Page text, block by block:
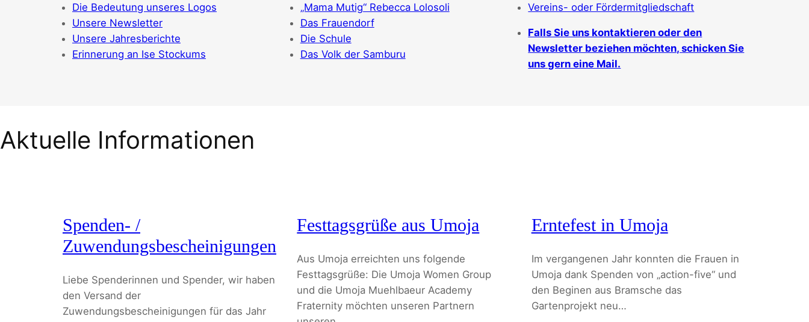
Die Bedeutung unseres Logos
Unsere Newsletter
Unsere Jahresberichte
Erinnerung an Ise Stockums
„Mama Mutig“ Rebecca Lolosoli
Das Frauendorf
Die Schule
Das Volk der Samburu
Vereins- oder Fördermitgliedschaft
Falls Sie uns kontaktieren oder den
Newsletter beziehen möchten, schicken Sie
uns gern eine Mail.
Aktuelle Informationen
Spenden- /
Zuwendungsbescheinigungen
Liebe Spenderinnen und Spender, wir haben
den Versand der
Zuwendungsbescheinigungen für das Jahr
Festtagsgrüße aus Umoja
Aus Umoja erreichten uns folgende
Festtagsgrüße: Die Umoja Women Group
und die Umoja Muehlbaeur Academy
Fraternity möchten unseren Partnern
Erntefest in Umoja
Im vergangenen Jahr konnten die Frauen in
Umoja dank Spenden von „action-five“ und
den Beginen aus Bramsche das
Gartenprojekt neu…